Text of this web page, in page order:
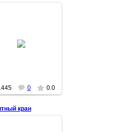
2014-10-23
0 0.0
кран